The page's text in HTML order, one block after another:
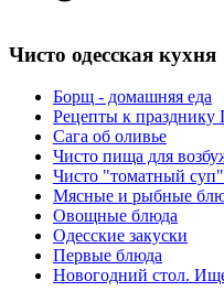
Чиcто одесская кухня
Борщ - домашняя еда
Рецепты к празднику
Сага об оливье
Чисто пища для
Чисто "томатный
Мясные и рыбные
Овощные блюда
Одесские закуски
Первые блюда
Новогодний стол.